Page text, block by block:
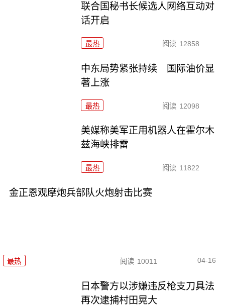
联合国秘书长候选人网络互动对
话开启
最热 阅读 12858
中东局势紧张持续 国际油价显
著上涨
最热 阅读 12098
美媒称美军正用机器人在霍尔木
兹海峡排雷
最热 阅读 11822
金正恩观摩炮兵部队火炮射击比赛
最热 阅读 10011 04-16
日本警方以涉嫌违反枪支刀具法
再次逮捕村田晃大